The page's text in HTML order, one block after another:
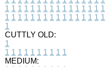
1 1 1 1 1 1 1 1 1 1 1 1 1 1 1 1
1 1 1 1 1 1 1 1 1 1 1 1 1 1 1 1
1
CUTTLY OLD:
1
1 1 1 1 1 1 1 1 1 1
MEDIUM: